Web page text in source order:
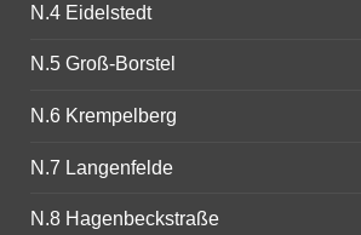
N.4 Eidelstedt
N.5 Groß-Borstel
N.6 Krempelberg
N.7 Langenfelde
N.8 Hagenbeckstraße